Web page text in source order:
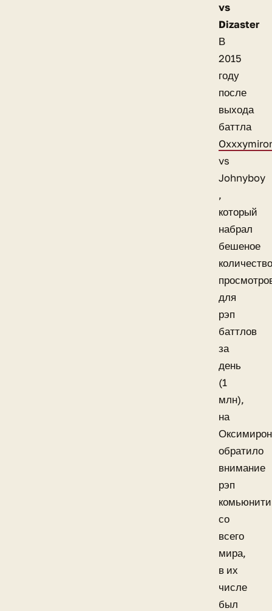
vs
Dizaster
В
2015
году
после
выхода
баттла
vs
Johnyboy
,
который
набрал
бешеное
количество
для
рэп
баттлов
за
день
(1
млн),
на
обратило
внимание
рэп
комьюнити
со
всего
мира,
в их
числе
был